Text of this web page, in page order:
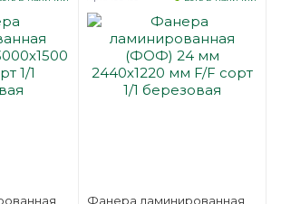
Фанера ламинированная